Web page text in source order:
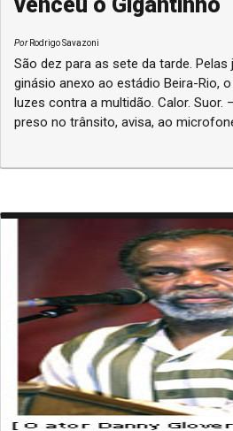
PorRodrigo Savazoni
São dez para as sete da tarde. Pelas
ginásio anexo ao estádio Beira-Rio,
luzes contra a multidão. Calor. Suor. – Maestro Galeano está
preso no trânsito, avisa, ao